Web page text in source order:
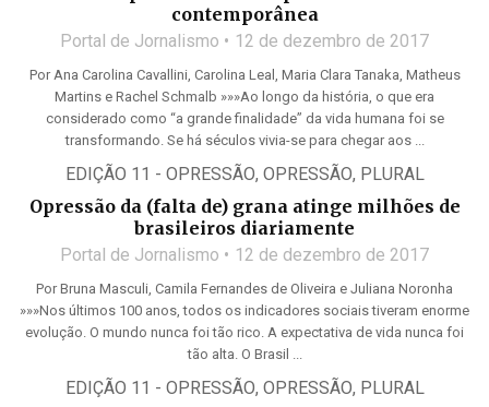
contemporânea
Portal de Jornalismo 12 de dezembro de 2017
Por Ana Carolina Cavallini, Carolina Leal, Maria Clara Tanaka, Matheus
Martins e Rachel Schmalb »»»Ao longo da história, o que era
considerado como “a grande finalidade” da vida humana foi se
transformando. Se há séculos vivia-se para chegar aos ...
EDIÇÃO 11 - OPRESSÃO, OPRESSÃO, PLURAL
Opressão da (falta de) grana atinge milhões de
brasileiros diariamente
Portal de Jornalismo 12 de dezembro de 2017
Por Bruna Masculi, Camila Fernandes de Oliveira e Juliana Noronha
»»»Nos últimos 100 anos, todos os indicadores sociais tiveram enorme
evolução. O mundo nunca foi tão rico. A expectativa de vida nunca foi
tão alta. O Brasil ...
EDIÇÃO 11 - OPRESSÃO, OPRESSÃO, PLURAL